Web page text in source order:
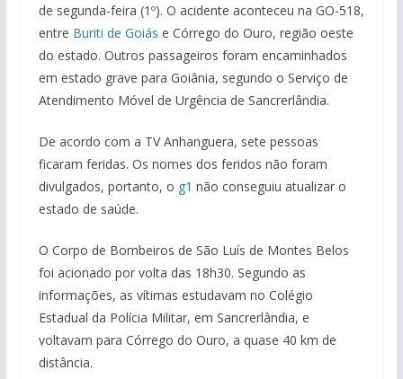
de segunda-feira (1º). O acidente aconteceu na GO-518,
entre Buriti de Goiás e Córrego do Ouro, região oeste
do estado. Outros passageiros foram encaminhados
em estado grave para Goiânia, segundo o Serviço de
Atendimento Móvel de Urgência de Sancrerlândia.
De acordo com a TV Anhanguera, sete pessoas
ficaram feridas. Os nomes dos feridos não foram
divulgados, portanto, o g1 não conseguiu atualizar o
estado de saúde.
O Corpo de Bombeiros de São Luís de Montes Belos
foi acionado por volta das 18h30. Segundo as
informações, as vítimas estudavam no Colégio
Estadual da Polícia Militar, em Sancrerlândia, e
voltavam para Córrego do Ouro, a quase 40 km de
distância.